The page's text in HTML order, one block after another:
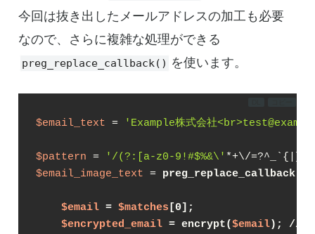
今回は抜き出したメールアドレスの加工も必要
なので、さらに複雑な処理ができる
preg_replace_callback() を使います。
$email_text = 'Example株式会社
$pattern = '/(?:[a-z0-9!#$%&\' *+\/
$email_image_text = preg_replace_callback(
$email = $matches [0];
$encrypted_email = encrypt($email); // 暗